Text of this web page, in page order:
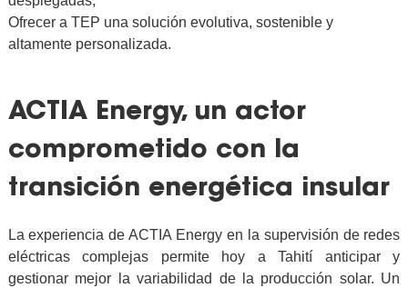
Ofrecer a TEP una solución evolutiva, sostenible y
altamente personalizada.
ACTIA Energy, un actor
comprometido con la
transición energética insular
La experiencia de ACTIA Energy en la supervisión de redes
eléctricas complejas permite hoy a Tahití anticipar y
gestionar mejor la variabilidad de la producción solar. Un